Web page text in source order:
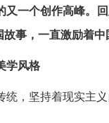
一个创作高峰。
事，一直激励着中
学风格
，坚持着现实主义